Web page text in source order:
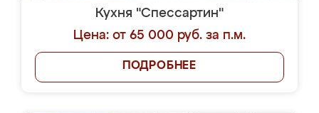
Кухня "Спессартин"
Цена: от 65 000 руб. за п.м.
ПОДРОБНЕЕ